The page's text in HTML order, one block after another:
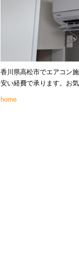
香川県高松市でエアコン施
安い経費で承ります。お
home